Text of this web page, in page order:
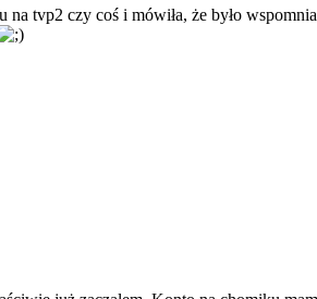
tvp2 czy coś i mówiła, że było